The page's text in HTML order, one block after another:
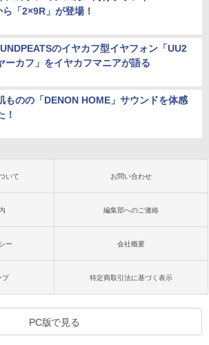
「2×9R」が登場！
のイヤカフ型イヤフォン「UU2
ーカフ」をイヤカフマニアが語る
ものの「DENON HOME」サウンドを体感
！
いて お問い合わせ
編集部へのご連絡
ー 会社概要
プ 特定商取引法に基づく表示
PC版で見る